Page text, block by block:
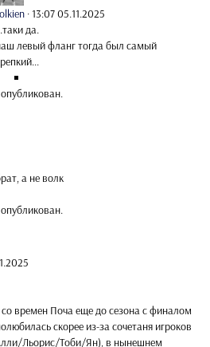
·13:07 05.11.2025
да.
левый фланг тогда был самый
а не волк
времен Поча еще до сезона с финалом
скорее из-за сочетаня игроков
Льорис/Тоби/Ян), в нынешнем